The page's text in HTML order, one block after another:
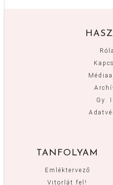
Gy.
TANFOLYAM
Emléktervező
Vitorlát fel!